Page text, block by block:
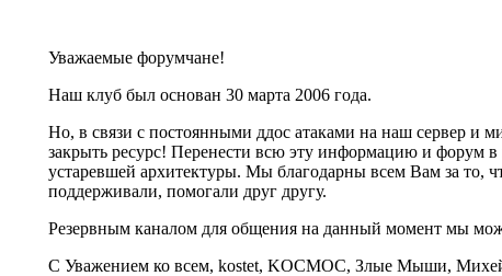
Уважаемые форумчане!
Наш клуб был основан 30 марта 2006 года.
Но, в связи с постоянными ддос атаками на наш сервер
закрыть ресурс! Перенести всю эту информацию и форум в
устаревшей архитектуры. Мы благодарны всем Вам за то,
поддерживали, помогали друг другу.
Резервным каналом для общения на данный момент мы
С Уважением ко всем, kostet, KOCMOC, Злые Мыши,